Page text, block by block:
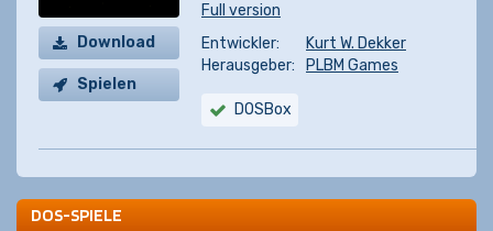
Download
Spielen
Full version
Entwickler:
Kurt W. Dekker
Herausgeber:
PLBM Games
DOSBox
DOS-SPIELE